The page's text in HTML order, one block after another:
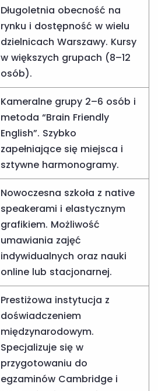
Długoletnia obecność na
rynku i dostępność w wielu
dzielnicach Warszawy. Kursy
w większych grupach (8–12
osób).
Kameralne grupy 2–6 osób i
metoda “Brain Friendly
English”. Szybko
zapełniające się miejsca i
sztywne harmonogramy.
Nowoczesna szkoła z native
speakerami i elastycznym
grafikiem. Możliwość
umawiania zajęć
indywidualnych oraz nauki
online lub stacjonarnej.
Prestiżowa instytucja z
doświadczeniem
międzynarodowym.
Specjalizuje się w
przygotowaniu do
egzaminów Cambridge i